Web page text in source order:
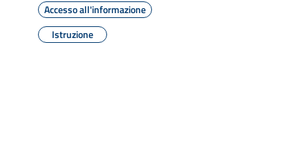
Accesso all'informazione
Istruzione